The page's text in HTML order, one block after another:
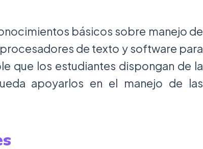
básicos sobre manejo de
de texto y software para
que los estudiantes dispongan de la
apoyarlos en el manejo de las